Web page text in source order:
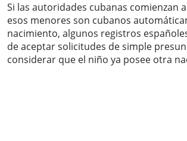
Si las autoridades cubanas comienzan
esos menores son cubanos
nacimiento, algunos registros
de aceptar solicitudes de simple
considerar que el niño ya posee otra